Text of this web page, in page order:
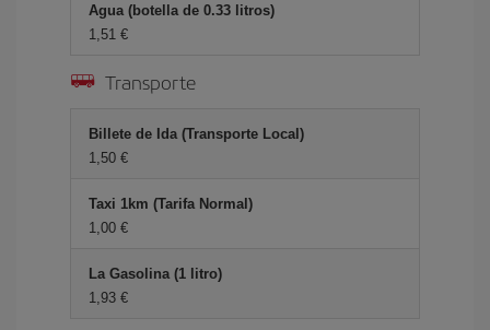
Agua (botella de 0.33 litros)
1,51 €
Transporte
Billete de Ida (Transporte Local)
1,50 €
Taxi 1km (Tarifa Normal)
1,00 €
La Gasolina (1 litro)
1,93 €